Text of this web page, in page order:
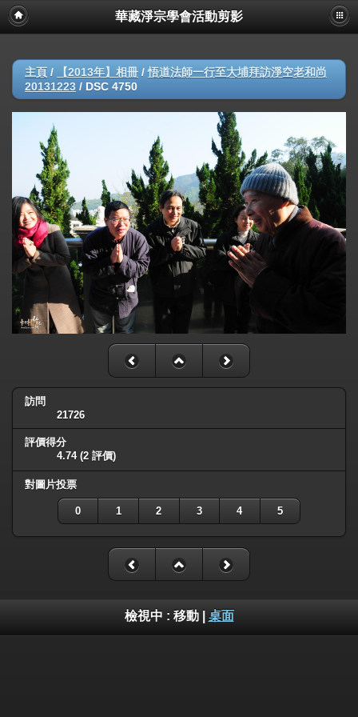
華藏淨宗學會活動剪影
主頁 / 【2013年】相冊 /悟道法師一行至大埔拜訪淨空老和尚
20131223 / DSC 4750
訪問
21726
評價得分
4.74 (2 評價)
對圖片投票
0 1 2 3 4 5
檢視中 : 移動| 桌面